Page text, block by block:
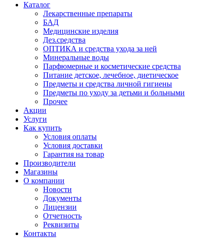
Каталог
Лекарственные препараты
БАД
Медицинские изделия
Дез.средства
ОПТИКА и средства ухода за ней
Минеральные воды
Парфюмерные и косметические средства
Питание детское, лечебное, диетическое
Предметы и средства личной гигиены
Предметы по уходу за детьми и больными
Прочее
Акции
Услуги
Как купить
Условия оплаты
Условия доставки
Гарантия на товар
Производители
Магазины
О компании
Новости
Документы
Лицензии
Отчетность
Реквизиты
Контакты